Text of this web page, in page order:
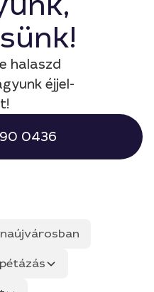
halaszd
éjjel-
0436